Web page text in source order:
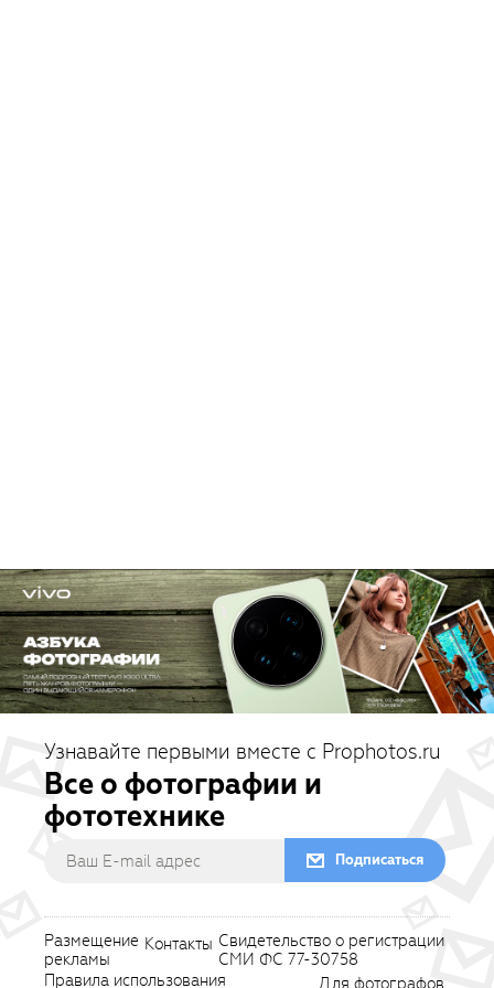
Узнавайте первыми вместе с Prophotos.ru
Все о фотографии и
фототехнике
Подписаться
Размещение
рекламы
Контакты Свидетельство о регистрации
СМИ ФС 77-30758
Правила использования
Для фотографов